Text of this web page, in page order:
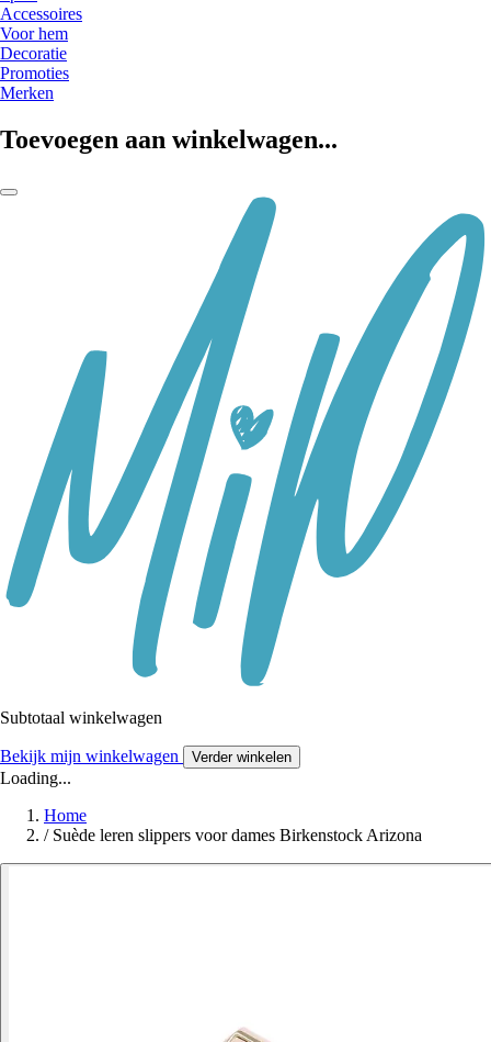
Accessoires
Voor hem
Decoratie
Promoties
Merken
Toevoegen aan winkelwagen...
Subtotaal winkelwagen
Bekijk mijn winkelwagen Verder winkelen
Loading...
Home
/ Suède leren slippers voor dames Birkenstock Arizona